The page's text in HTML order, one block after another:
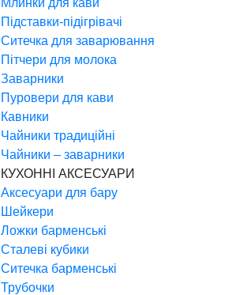
Млинки для кави
Підставки-підігрівачі
Ситечка для заварювання
Пітчери для молока
Заварники
Пуровери для кави
Кавники
Чайники традиційні
Чайники – заварники
КУХОННІ АКСЕСУАРИ
Аксесуари для бару
Шейкери
Ложки барменські
Сталеві кубики
Ситечка барменські
Трубочки